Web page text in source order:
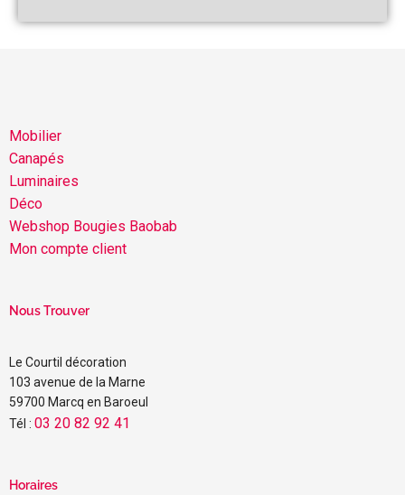
Mobilier
Canapés
Luminaires
Déco
Webshop Bougies Baobab
Mon compte client
Nous Trouver
Le Courtil décoration
103 avenue de la Marne
59700 Marcq en Baroeul
Tél : 03 20 82 92 41
Horaires